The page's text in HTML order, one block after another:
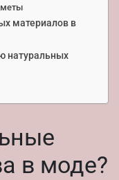
материалов в
натуральных
в моде?